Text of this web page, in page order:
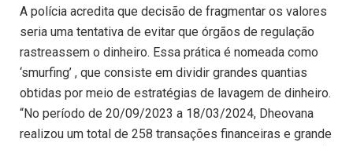
A polícia acredita que decisão de fragmentar os valores
seria uma tentativa de evitar que órgãos de regulação
rastreassem o dinheiro. Essa prática é nomeada como
‘smurfing’ , que consiste em dividir grandes quantias
obtidas por meio de estratégias de lavagem de dinheiro.
“No período de 20/09/2023 a 18/03/2024, Dheovana
realizou um total de 258 transações financeiras e grande